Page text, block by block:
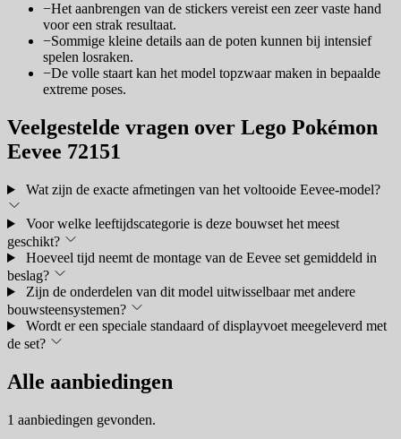
−Het aanbrengen van de stickers vereist een zeer vaste hand
voor een strak resultaat.
−Sommige kleine details aan de poten kunnen bij intensief
spelen losraken.
−De volle staart kan het model topzwaar maken in bepaalde
extreme poses.
Veelgestelde vragen over Lego Pokémon
Eevee 72151
Wat zijn de exacte afmetingen van het voltooide Eevee-model?
Voor welke leeftijdscategorie is deze bouwset het meest
geschikt?
Hoeveel tijd neemt de montage van de Eevee set gemiddeld in
beslag?
Zijn de onderdelen van dit model uitwisselbaar met andere
bouwsteensystemen?
Wordt er een speciale standaard of displayvoet meegeleverd met
de set?
Alle aanbiedingen
1 aanbiedingen gevonden.